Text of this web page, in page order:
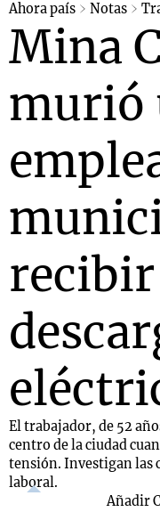
Ahora país Notas
Mina
murió
El trabajador, de 52
centro de la ciudad
tensión. Investigan las
laboral.
Añadir